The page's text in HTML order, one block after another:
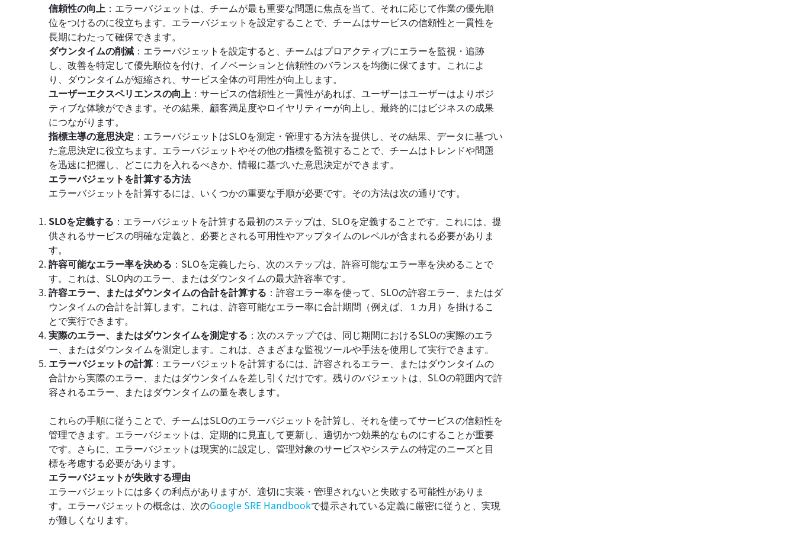
信頼性の向上 ：エラーバジェットは、チームが最も重要な問題に焦点を当て、それに応じて作業の優先順
位をつけるのに役立ちます。エラーバジェットを設定することで、チームはサービスの信頼性と一貫性を
長期にわたって確保できます。
ダウンタイムの削減 ：エラーバジェットを設定すると、チームはプロアクティブにエラーを監視・追跡
し、改善を特定して優先順位を付け、イノベーションと信頼性のバランスを均衡に保てます。これによ
り、ダウンタイムが短縮され、サービス全体の可用性が向上します。
ユーザーエクスペリエンスの向上 ：サービスの信頼性と一貫性があれば、ユーザーはユーザーはよりポジ
ティブな体験ができます。その結果、顧客満足度やロイヤリティーが向上し、最終的にはビジネスの成果
につながります。
指標主導の意思決定 ：エラーバジェットはSLOを測定・管理する方法を提供し、その結果、データに基づい
た意思決定に役立ちます。エラーバジェットやその他の指標を監視することで、チームはトレンドや問題
を迅速に把握し、どこに力を入れるべきか、情報に基づいた意思決定ができます。
エラーバジェットを計算する方法
エラーバジェットを計算するには、いくつかの重要な手順が必要です。その方法は次の通りです。
SLOを定義する ：エラーバジェットを計算する最初のステップは、SLOを定義することです。これには、提
供されるサービスの明確な定義と、必要とされる可用性やアップタイムのレベルが含まれる必要がありま
す。
許容可能なエラー率を決める ：SLOを定義したら、次のステップは、許容可能なエラー率を決めることで
す。これは、SLO内のエラー、またはダウンタイムの最大許容率です。
許容エラー、またはダウンタイムの合計を計算する ：許容エラー率を使って、SLOの許容エラー、またはダ
ウンタイムの合計を計算します。これは、許容可能なエラー率に合計期間（例えば、１カ月）を掛けるこ
とで実行できます。
実際のエラー、またはダウンタイムを測定する ：次のステップでは、同じ期間におけるSLOの実際のエラ
ー、またはダウンタイムを測定します。これは、さまざまな監視ツールや手法を使用して実行できます。
エラーバジェットの計算 ：エラーバジェットを計算するには、許容されるエラー、またはダウンタイムの
合計から実際のエラー、またはダウンタイムを差し引くだけです。残りのバジェットは、SLOの範囲内で許
容されるエラー、またはダウンタイムの量を表します。
これらの手順に従うことで、チームはSLOのエラーバジェットを計算し、それを使ってサービスの信頼性を
管理できます。エラーバジェットは、定期的に見直して更新し、適切かつ効果的なものにすることが重要
です。さらに、エラーバジェットは現実的に設定し、管理対象のサービスやシステムの特定のニーズと目
標を考慮する必要があります。
エラーバジェットが失敗する理由
エラーバジェットには多くの利点がありますが、適切に実装・管理されないと失敗する可能性がありま
す。エラーバジェットの概念は、次のGoogle SRE Handbookで提示されている定義に厳密に従うと、実現
が難しくなります。